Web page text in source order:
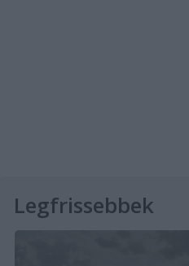
Legfrissebbek